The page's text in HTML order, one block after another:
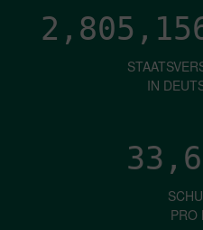
IN
PRO